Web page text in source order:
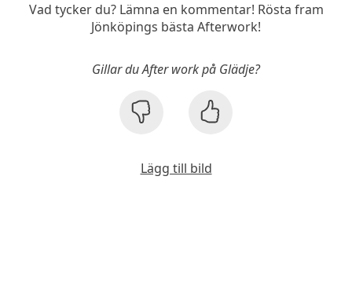
Vad tycker du? Lämna en kommentar! Rösta fram
Jönköpings bästa Afterwork!
Gillar du After work på Glädje?
Lägg till bild